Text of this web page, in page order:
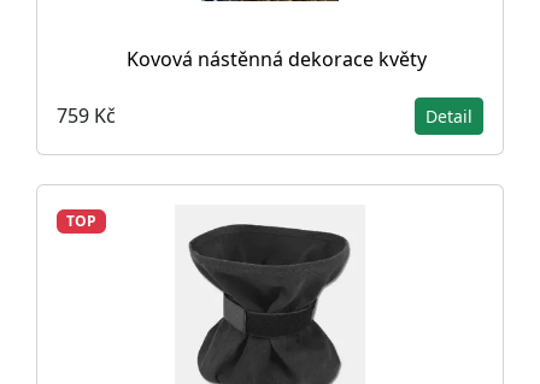
Kovová nástěnná dekorace květy
759 Kč Detail
TOP